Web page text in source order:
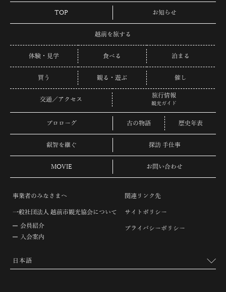
TOP お知らせ
越前を旅する
体験・見学 食べる 泊まる
買う 観る・遊ぶ 催し
交通／アクセス
旅行情報
観光ガイド
プロローグ 古の物語 歴史年表
叡智を継ぐ 探訪 手仕事
MOVIE お問い合わせ
事業者のみなさまへ
一般社団法人 越前市観光協会について
会員紹介
入会案内
関連リンク先
サイトポリシー
プライバシーポリシー